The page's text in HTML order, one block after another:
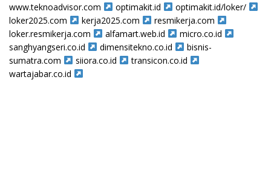
www.teknoadvisor.com
optimakit.id
optimakit.id/loker/
loker2025.com
kerja2025.com
resmikerja.com
loker.resmikerja.com
alfamart.web.id
micro.co.id
sanghyangseri.co.id
dimensitekno.co.id
bisnis-
sumatra.com
siiora.co.id
transicon.co.id
wartajabar.co.id